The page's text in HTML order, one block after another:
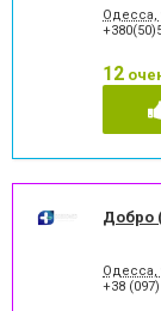
Одесса,
12
Добро
Одесса,
+38